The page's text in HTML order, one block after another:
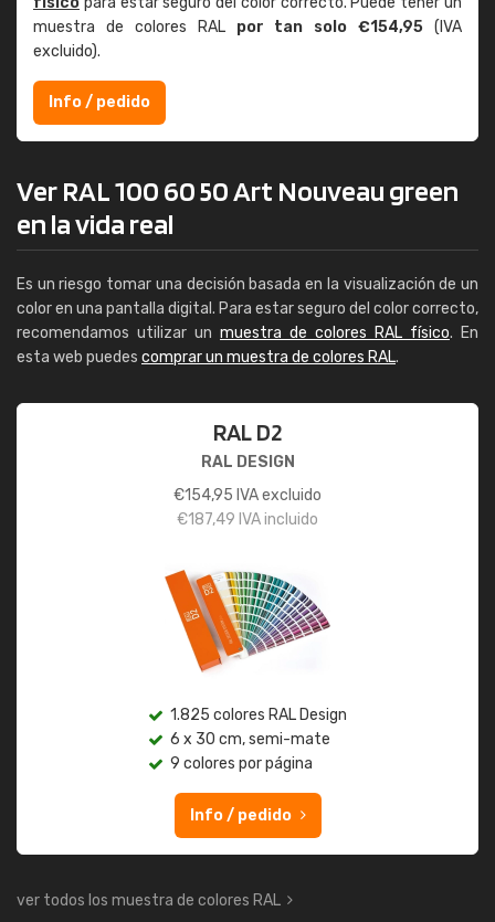
muestra de colores RAL por tan solo €154,95 (IVA
excluido).
Info / pedido
Ver RAL 100 60 50 Art Nouveau green
en la vida real
Es un riesgo tomar una decisión basada en la visualización de un
color en una pantalla digital. Para estar seguro del color correcto,
recomendamos utilizar un muestra de colores RAL físico. En
esta web puedes comprar un muestra de colores RAL.
RAL D2
RAL DESIGN
€154,95 IVA excluido
€187,49 IVA incluido
1.825 colores RAL Design
6 x 30 cm, semi-mate
9 colores por página
Info / pedido
ver todos los muestra de colores RAL